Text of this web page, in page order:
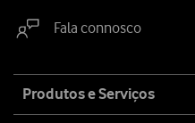
Fala connosco
map
Produtos e Serviços